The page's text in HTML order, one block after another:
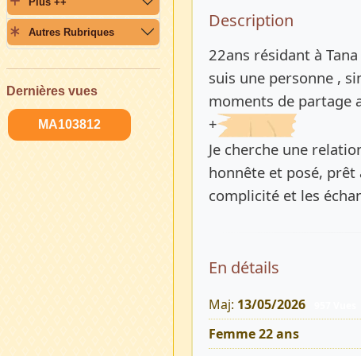
Autres Rubriques
Dernières vues
MA103812
Description
Description
22ans résidant à Tana
suis une personne ,
moments de partage
+
Je cherche une
honnête et posé,
complicité et les
En détails
Maj: 13/05/2026
Femme 22 ans